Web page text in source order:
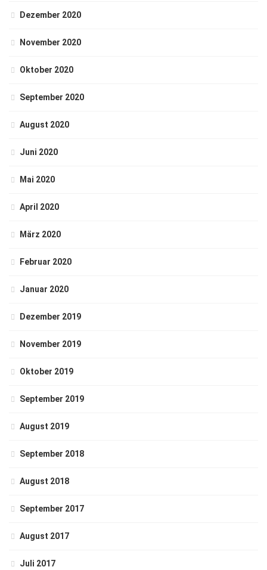
Dezember 2020
November 2020
Oktober 2020
September 2020
August 2020
Juni 2020
Mai 2020
April 2020
März 2020
Februar 2020
Januar 2020
Dezember 2019
November 2019
Oktober 2019
September 2019
August 2019
September 2018
August 2018
September 2017
August 2017
Juli 2017